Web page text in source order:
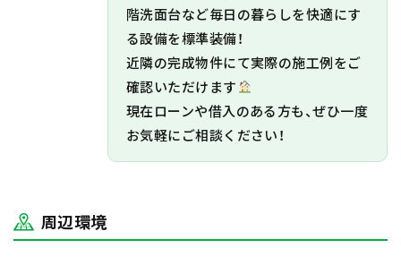
階洗面台など毎日の暮らしを快適にす
る設備を標準装備！
近隣の完成物件にて実際の施工例をご
確認いただけます
現在ローンや借入のある方も、ぜひ一度
お気軽にご相談ください！
周辺環境